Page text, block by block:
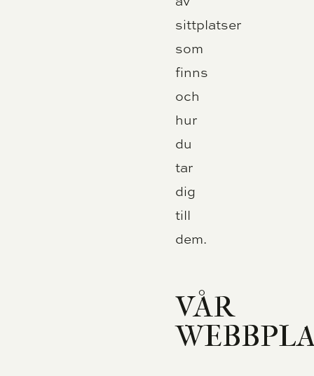
sittplatser
som
finns
och
hur
du
tar
dig
till
dem.
VÅR